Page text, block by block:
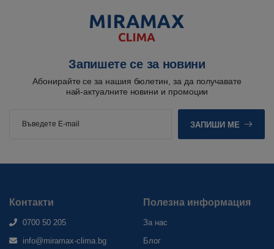
Запишете се за новини
Абонирайте се за нашия бюлетин, за да получавате
най-актуалните новини и промоции
ЗАПИШИ МЕ
Контакти
0700 50 205
info@miramax-clima.bg
Полезна информация
За нас
Блог